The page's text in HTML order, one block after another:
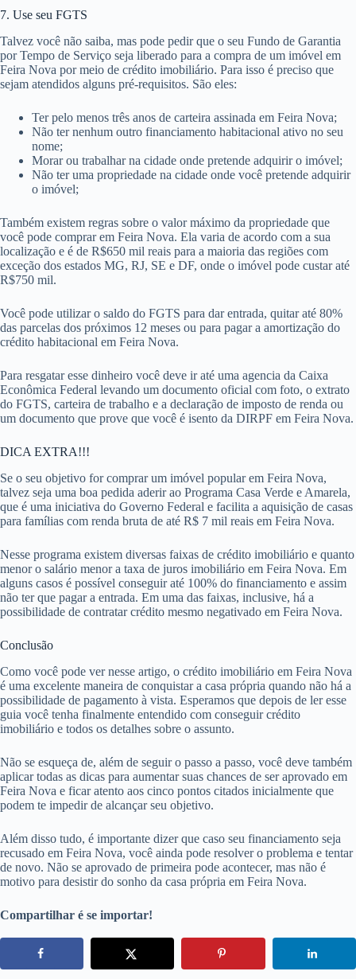
7. Use seu FGTS
Talvez você não saiba, mas pode pedir que o seu Fundo de Garantia
por Tempo de Serviço seja liberado para a compra de um imóvel em
Feira Nova por meio de crédito imobiliário. Para isso é preciso que
sejam atendidos alguns pré-requisitos. São eles:
Ter pelo menos três anos de carteira assinada em Feira Nova;
Não ter nenhum outro financiamento habitacional ativo no seu
nome;
Morar ou trabalhar na cidade onde pretende adquirir o imóvel;
Não ter uma propriedade na cidade onde você pretende adquirir
o imóvel;
Também existem regras sobre o valor máximo da propriedade que
você pode comprar em Feira Nova. Ela varia de acordo com a sua
localização e é de R$650 mil reais para a maioria das regiões com
exceção dos estados MG, RJ, SE e DF, onde o imóvel pode custar até
R$750 mil.
Você pode utilizar o saldo do FGTS para dar entrada, quitar até 80%
das parcelas dos próximos 12 meses ou para pagar a amortização do
crédito habitacional em Feira Nova.
Para resgatar esse dinheiro você deve ir até uma agencia da Caixa
Econômica Federal levando um documento oficial com foto, o extrato
do FGTS, carteira de trabalho e a declaração de imposto de renda ou
um documento que prove que você é isento da DIRPF em Feira Nova.
DICA EXTRA!!!
Se o seu objetivo for comprar um imóvel popular em Feira Nova,
talvez seja uma boa pedida aderir ao Programa Casa Verde e Amarela,
que é uma iniciativa do Governo Federal e facilita a aquisição de casas
para famílias com renda bruta de até R$ 7 mil reais em Feira Nova.
Nesse programa existem diversas faixas de crédito imobiliário e quanto
menor o salário menor a taxa de juros imobiliário em Feira Nova. Em
alguns casos é possível conseguir até 100% do financiamento e assim
não ter que pagar a entrada. Em uma das faixas, inclusive, há a
possibilidade de contratar crédito mesmo negativado em Feira Nova.
Conclusão
Como você pode ver nesse artigo, o crédito imobiliário em Feira Nova
é uma excelente maneira de conquistar a casa própria quando não há a
possibilidade de pagamento à vista. Esperamos que depois de ler esse
guia você tenha finalmente entendido com conseguir crédito
imobiliário e todos os detalhes sobre o assunto.
Não se esqueça de, além de seguir o passo a passo, você deve também
aplicar todas as dicas para aumentar suas chances de ser aprovado em
Feira Nova e ficar atento aos cinco pontos citados inicialmente que
podem te impedir de alcançar seu objetivo.
Além disso tudo, é importante dizer que caso seu financiamento seja
recusado em Feira Nova, você ainda pode resolver o problema e tentar
de novo. Não se aprovado de primeira pode acontecer, mas não é
motivo para desistir do sonho da casa própria em Feira Nova.
Compartilhar é se importar!